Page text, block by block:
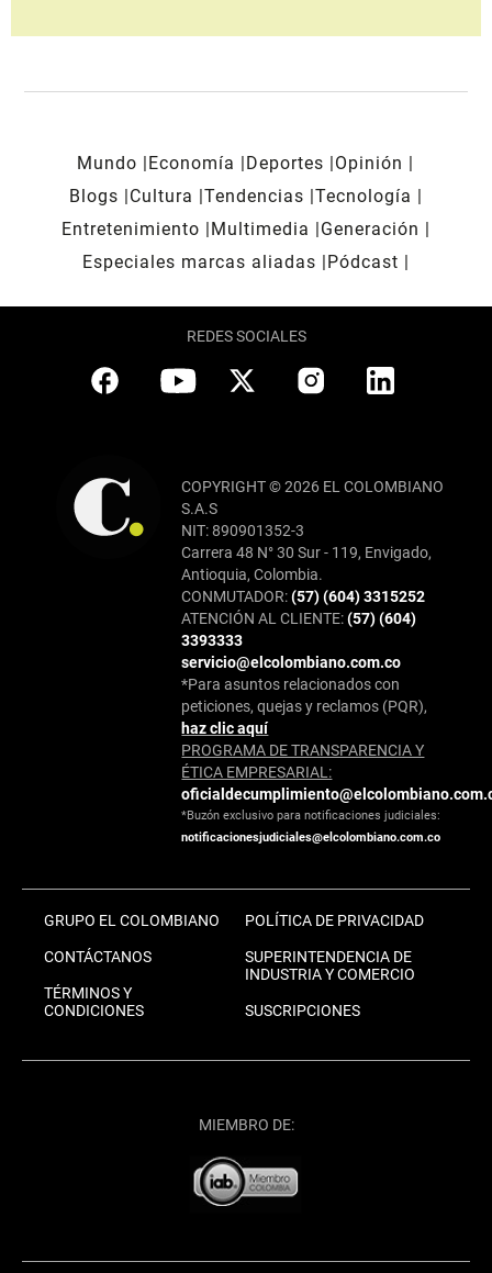
Mundo Economía Deportes
Opinión
Blogs
Cultura Tendencias Tecnología
Entretenimiento
Multimedia
Generación
Especiales marcas aliadas
Pódcast
REDES SOCIALES
COPYRIGHT © 2026 EL COLOMBIANO
S.A.S
NIT: 890901352-3
Carrera 48 N° 30 Sur - 119, Envigado,
Antioquia, Colombia.
CONMUTADOR:(57) (604) 3315252
ATENCIÓN AL CLIENTE:(57) (604)
3393333
servicio@elcolombiano.com.co
*Para asuntos relacionados con
peticiones, quejas y reclamos (PQR),
haz clic aquí
PROGRAMA DE TRANSPARENCIA Y
ÉTICA EMPRESARIAL:
*Buzón exclusivo para notificaciones judiciales:
notificacionesjudiciales@elcolombiano.com.co
GRUPO EL COLOMBIANO
CONTÁCTANOS
TÉRMINOS Y
CONDICIONES
POLÍTICA DE PRIVACIDAD
SUPERINTENDENCIA DE
INDUSTRIA Y COMERCIO
SUSCRIPCIONES
MIEMBRO DE: